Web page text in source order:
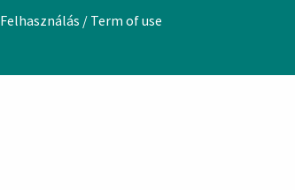
Felhasználás / Term of use